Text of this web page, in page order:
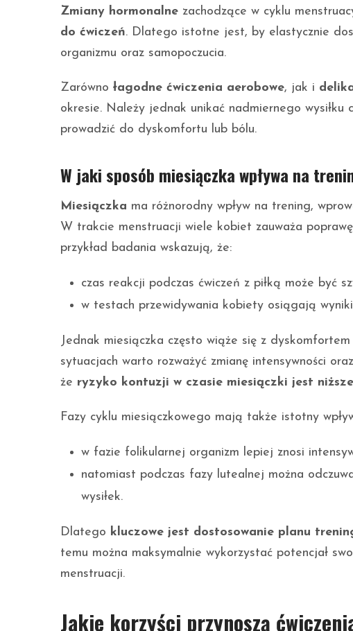
Zmiany hormonalne zachodzące w cyklu
do ćwiczeń. Dlatego istotne jest, by elastycznie
organizmu oraz samopoczucia.
Zarówno łagodne ćwiczenia aerobowe, jak i
okresie. Należy jednak unikać nadmiernego
prowadzić do dyskomfortu lub bólu.
W jaki sposób miesiączka wpływa na
Miesiączka ma różnorodny wpływ na trening,
W trakcie menstruacji wiele kobiet zauważa
przykład badania wskazują, że:
czas reakcji podczas ćwiczeń z piłką może być
w testach przewidywania kobiety osiągają
Jednak miesiączka często wiąże się z
sytuacjach warto rozważyć zmianę intensywności
że ryzyko kontuzji w czasie miesiączki jest niższe
Fazy cyklu miesiączkowego mają także istotny
w fazie folikularnej organizm lepiej znosi
natomiast podczas fazy lutealnej można
wysiłek.
Dlatego kluczowe jest dostosowanie planu
temu można maksymalnie wykorzystać potencjał
menstruacji.
Jakie korzyści przynoszą